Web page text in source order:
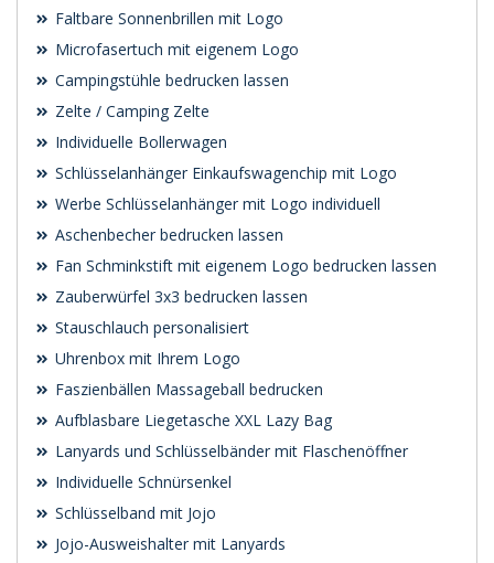
Faltbare Sonnenbrillen mit Logo
Microfasertuch mit eigenem Logo
Campingstühle bedrucken lassen
Zelte / Camping Zelte
Individuelle Bollerwagen
Schlüsselanhänger Einkaufswagenchip mit Logo
Werbe Schlüsselanhänger mit Logo individuell
Aschenbecher bedrucken lassen
Fan Schminkstift mit eigenem Logo bedrucken lassen
Zauberwürfel 3x3 bedrucken lassen
Stauschlauch personalisiert
Uhrenbox mit Ihrem Logo
Faszienbällen Massageball bedrucken
Aufblasbare Liegetasche XXL Lazy Bag
Lanyards und Schlüsselbänder mit Flaschenöffner
Individuelle Schnürsenkel
Schlüsselband mit Jojo
Jojo-Ausweishalter mit Lanyards